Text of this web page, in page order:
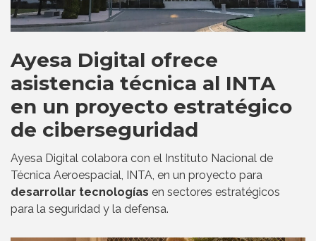
Ayesa Digital ofrece
asistencia técnica al INTA
en un proyecto estratégico
de ciberseguridad
Ayesa Digital colabora con el Instituto Nacional de
Técnica Aeroespacial, INTA, en un proyecto para
desarrollar tecnologías en sectores estratégicos
para la seguridad y la defensa.